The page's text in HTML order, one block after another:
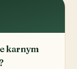
karnym